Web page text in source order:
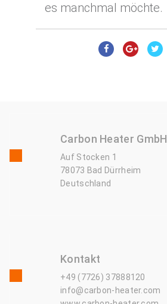
es manchmal möchte.
Carbon Heater GmbH
Auf Stocken 1
78073 Bad Dürrheim
Deutschland
Kontakt
+49 (7726) 37888120
info@carbon-heater.com